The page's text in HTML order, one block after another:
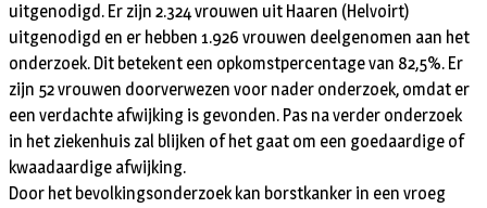
uitgenodigd. Er zijn 2.324 vrouwen uit Haaren (Helvoirt)
uitgenodigd en er hebben 1.926 vrouwen deelgenomen aan het
onderzoek. Dit betekent een opkomstpercentage van 82,5%. Er
zijn 52 vrouwen doorverwezen voor nader onderzoek, omdat er
een verdachte afwijking is gevonden. Pas na verder onderzoek
in het ziekenhuis zal blijken of het gaat om een goedaardige of
kwaadaardige afwijking.
Door het bevolkingsonderzoek kan borstkanker in een vroeg